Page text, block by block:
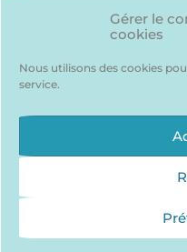
Gérer le
cookies
Nous utilisons des cookies
service.
J’ai perdu mon mot de passe
Déconnexion
Des produits me plaisent
problème, pour les garder en
J’accède à ma liste